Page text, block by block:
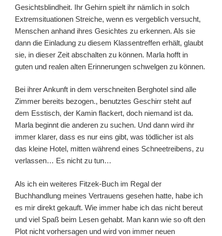
Gesichtsblindheit. Ihr Gehirn spielt ihr nämlich in solch
Extremsituationen Streiche, wenn es vergeblich versucht,
Menschen anhand ihres Gesichtes zu erkennen. Als sie
dann die Einladung zu diesem Klassentreffen erhält, glaubt
sie, in dieser Zeit abschalten zu können. Marla hofft in
guten und realen alten Erinnerungen schwelgen zu können.
Bei ihrer Ankunft in dem verschneiten Berghotel sind alle
Zimmer bereits bezogen., benutztes Geschirr steht auf
dem Esstisch, der Kamin flackert, doch niemand ist da.
Marla beginnt die anderen zu suchen. Und dann wird ihr
immer klarer, dass es nur eins gibt, was tödlicher ist als
das kleine Hotel, mitten während eines Schneetreibens, zu
verlassen… Es nicht zu tun…
Als ich ein weiteres Fitzek-Buch im Regal der
Buchhandlung meines Vertrauens gesehen hatte, habe ich
es mir direkt gekauft. Wie immer habe ich das nicht bereut
und viel Spaß beim Lesen gehabt. Man kann wie so oft den
Plot nicht vorhersagen und wird von immer neuen